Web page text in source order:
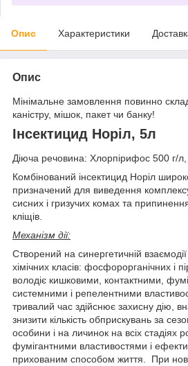
Опис Характеристики
Опис
Мінімальне замовлення повинно
каністру, мішок, пакет чи банку!
Інсектицид Норіл, 5л
Діюча речовина: Хлорпірифос 500 г/
Комбінований інсектицид Норіл
призначений для виведення
сисних і гризучих комах та
кліщів.
Механізм дії:
Створений на синергетичній
хімічних класів: фосфорорганічних і
володіє кишковими, контактними,
системними і репелентними
тривалий час здійснює захисну дію,
знизити кількість обприскувань за
особини і на личинок на всіх стадіях
фумігантними властивостями і
прихованим способом життя. При